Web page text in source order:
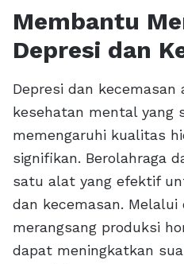
Membantu
Depresi dan
Depresi dan kecemasan
kesehatan mental yang
memengaruhi kualitas
signifikan. Berolahraga
satu alat yang efektif
dan kecemasan.
merangsang produksi
dapat meningkatkan